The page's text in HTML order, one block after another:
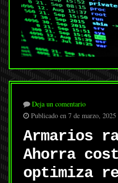
Deja un comentario
Publicado en 7 de marzo, 2025
Armarios
Ahorra
optimiza